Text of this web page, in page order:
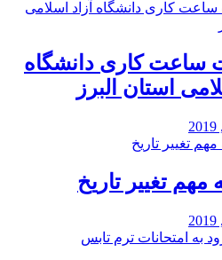
ساعت کاری دانشگاه
استان البرز
مهم تغییر تاریخ